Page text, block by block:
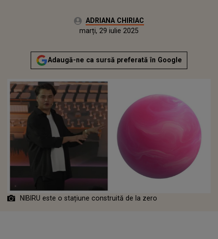
Autor:ADRIANA CHIRIAC
Actualizat:
marți, 29 iulie 2025
Adaugă-ne ca sursă preferată în Google
NIBIRU este o stațiune construită de la zero